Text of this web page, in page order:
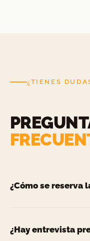
¿TIENES
¿Cómo se reserva
¿Hay entrevista